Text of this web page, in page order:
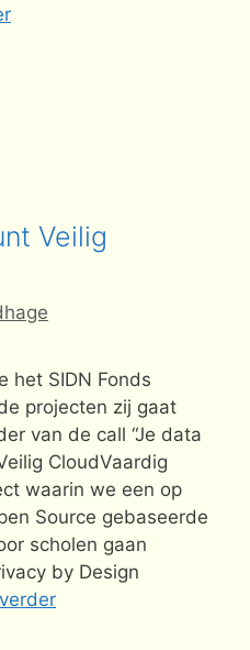
Veilig
het SIDN Fonds
projecten zij gaat
van de call “Je data
CloudVaardig
waarin we een op
Source gebaseerde
scholen gaan
by Design